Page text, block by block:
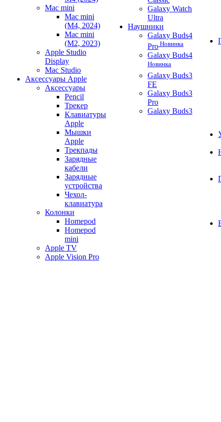
Mac mini
Mac mini
(M4, 2024)
Mac mini
(M2, 2023)
Apple Studio
Display
Mac Studio
Аксессуары Apple
Аксессуары
Pencil
Трекер
Клавиатуры
Apple
Мышки
Apple
Трекпады
Зарядные
кабели
Зарядные
устройства
Чехол-
клавиатура
Колонки
Homepod
Homepod
mini
Apple TV
Apple Vision Pro
Galaxy Watch
Ultra
Наушники
Galaxy Buds4
Pro Новинка
Galaxy Buds4
Новинка
Galaxy Buds3
FE
Galaxy Buds3
Pro
Galaxy Buds3